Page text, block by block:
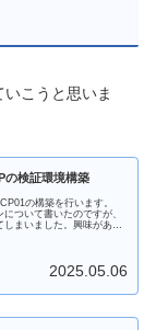
こうと思いま
の検証環境構築
の構築を行います。
ついて書いたのですが、
まいました。興味があれ
2025.05.06